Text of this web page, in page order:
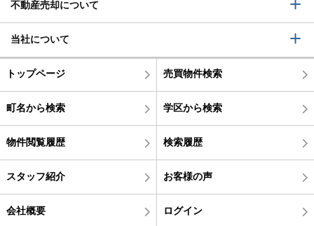
不動産売却について
当社について
トップページ 売買物件検索
町名から検索 学区から検索
物件閲覧履歴 検索履歴
スタッフ紹介 お客様の声
会社概要 ログイン